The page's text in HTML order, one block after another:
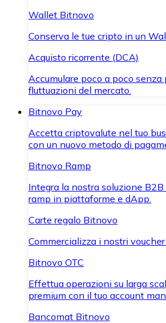
Wallet Bitnovo
Conserva le tue cripto in un
Acquisto ricorrente (DCA)
Accumulare poco a poco senza
fluttuazioni del mercato.
Bitnovo Pay
Accetta criptovalute nel tuo
con un nuovo metodo di
Bitnovo Ramp
Integra la nostra soluzione
ramp in piattaforme e dApp.
Carte regalo Bitnovo
Commercializza i nostri
Bitnovo OTC
Effettua operazioni su larga
premium con il tuo account
Bancomat Bitnovo